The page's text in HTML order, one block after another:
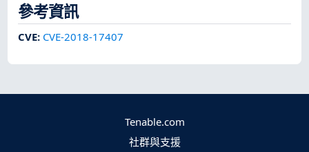
參考資訊
CVE: CVE-2018-17407
Tenable.com
社群與支援